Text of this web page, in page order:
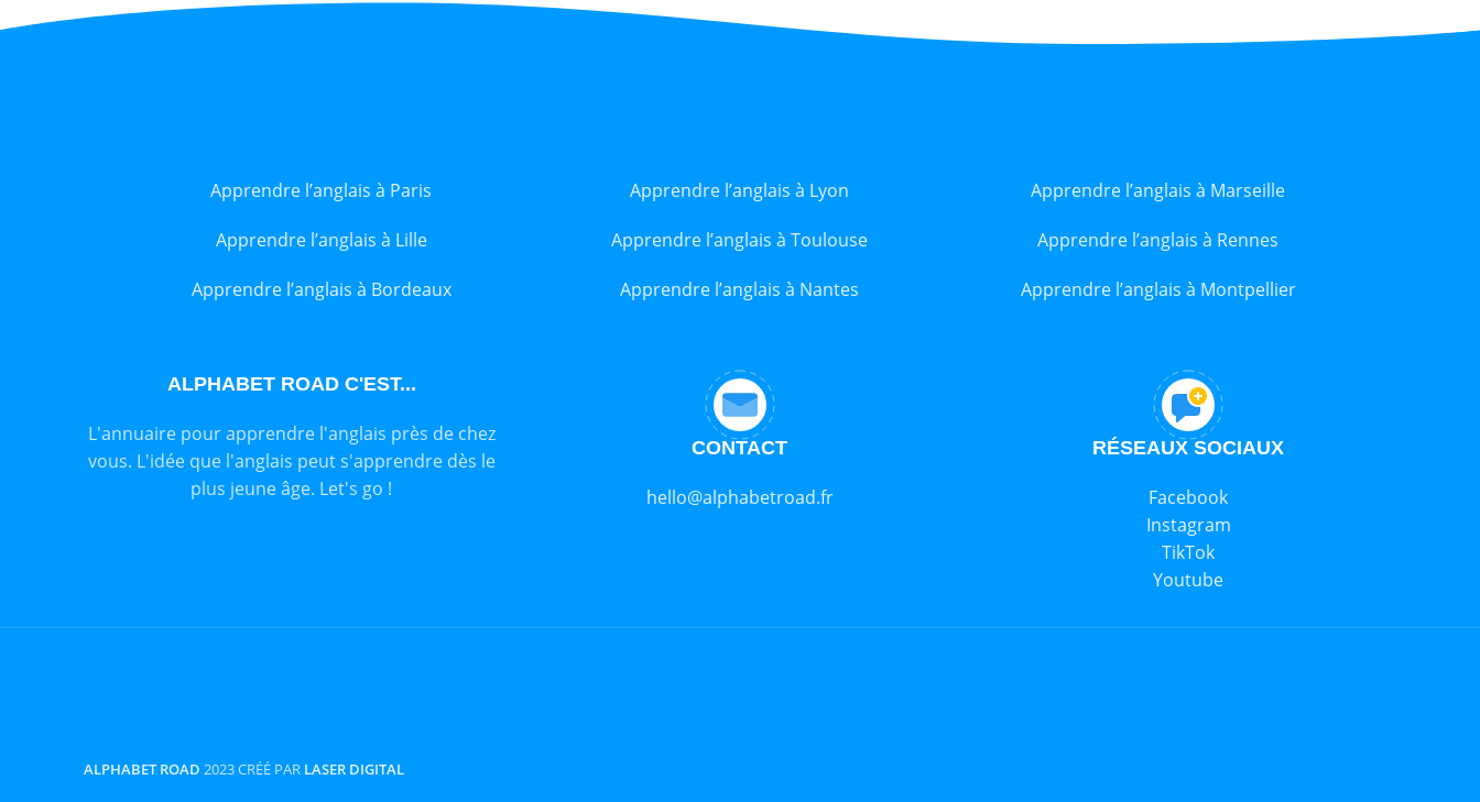
Apprendre l’anglais à Paris Apprendre l’anglais à Lyon Apprendre l’anglais à Marseille
Apprendre l’anglais à Lille Apprendre l’anglais à Toulouse Apprendre l’anglais à Rennes
Apprendre l’anglais à Bordeaux Apprendre l’anglais à Nantes Apprendre l’anglais à Montpellier
ALPHABET ROAD C'EST...
L'annuaire pour apprendre l'anglais près de chez
vous. L'idée que l'anglais peut s'apprendre dès le
plus jeune âge. Let's go !
CONTACT
hello@alphabetroad.fr
RÉSEAUX SOCIAUX
Facebook
Instagram
TikTok
Youtube
ALPHABET ROAD 2023 CRÉÉ PAR LASER DIGITAL